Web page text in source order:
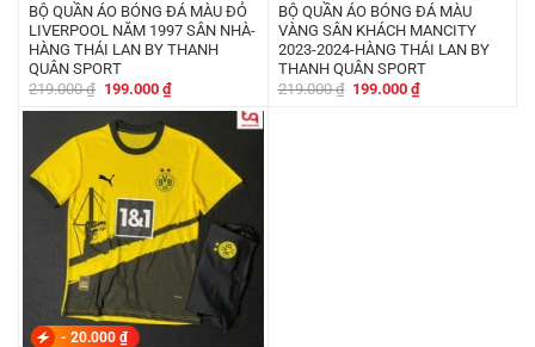
BỘ QUẦN ÁO BÓNG ĐÁ MÀU ĐỎ
LIVERPOOL NĂM 1997 SÂN NHÀ-
HÀNG THÁI LAN BY THANH
QUÂN SPORT
219.000₫ Giá
là:
219.000 ₫.
199.000 ₫Giá
hiện
tại
là:
199.000 ₫.
BỘ QUẦN ÁO BÓNG ĐÁ MÀU
VÀNG SÂN KHÁCH MANCITY
2023-2024-HÀNG THÁI LAN BY
THANH QUÂN SPORT
219.000₫ Giá
199.000₫Giá
- 20.000 ₫